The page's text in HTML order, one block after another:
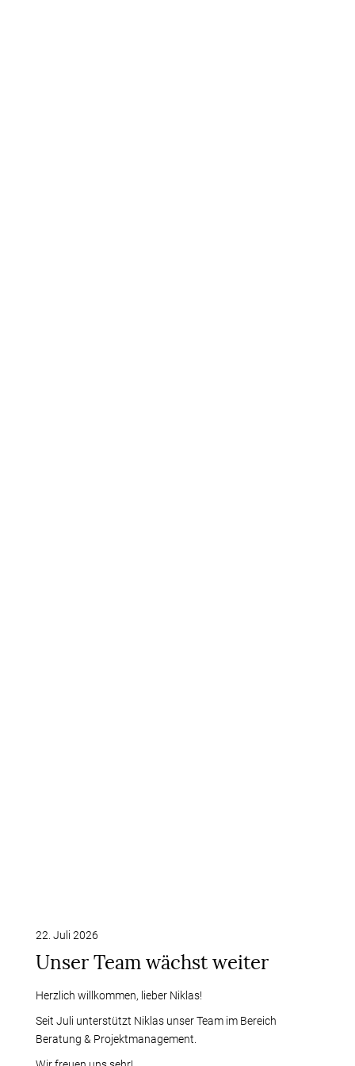
22. Juli 2026
Unser Team wächst weiter
Herzlich willkommen, lieber Niklas!
Seit Juli unterstützt Niklas unser Team im Bereich
Beratung & Projektmanagement.